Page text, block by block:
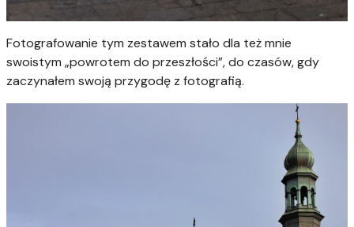
Fotografowanie tym zestawem stało dla też mnie
swoistym „powrotem do przeszłości”, do czasów, gdy
zaczynałem swoją przygodę z fotografią.